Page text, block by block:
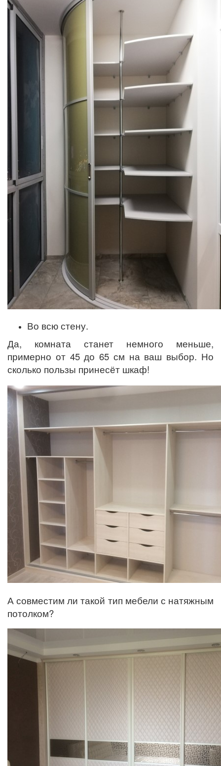
Во всю стену.
Да, комната станет немного меньше,
примерно от 45 до 65 см на ваш выбор. Но
сколько пользы принесёт шкаф!
А совместим ли такой тип мебели с натяжным
потолком?